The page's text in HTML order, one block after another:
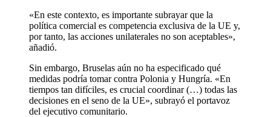
«En este contexto, es importante subrayar que la
política comercial es competencia exclusiva de la UE y,
por tanto, las acciones unilaterales no son aceptables»,
añadió.
Sin embargo, Bruselas aún no ha especificado qué
medidas podría tomar contra Polonia y Hungría. «En
tiempos tan difíciles, es crucial coordinar (…) todas las
decisiones en el seno de la UE», subrayó el portavoz
del ejecutivo comunitario.